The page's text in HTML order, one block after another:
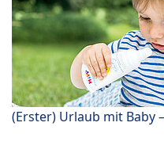
(Erster) Urlaub mit Baby